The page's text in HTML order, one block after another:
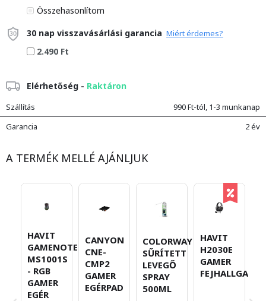
Összehasonlítom
30 nap visszavásárlási garancia Miért érdemes?
2.490 Ft
Elérhetőség - Raktáron
Szállítás
990 Ft-tól, 1-3 munkanap
Garancia
2 év
A TERMÉK MELLÉ AJÁNLJUK
HAVIT
GAMENOTE
MS1001S
- RGB
GAMER
EGÉR
CANYON
CNE-
CMP2
GAMER
EGÉRPAD
COLORWAY
SŰRÍTETT
LEVEGŐ
SPRAY
500ML
HAVIT
H2030E
GAMER
FEJHALLGATÓ